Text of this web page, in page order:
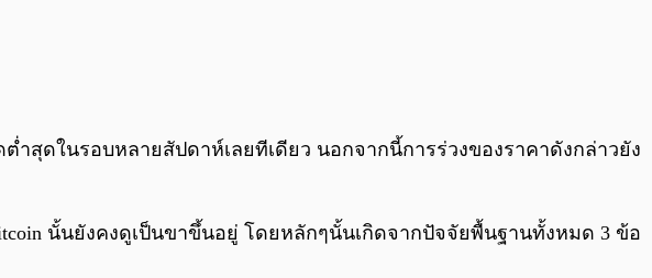
0:00
ำสุดในรอบหลายสัปดาห์เลยทีเดียว นอกจากนี้การร่วงของราคาดังกล่าวยัง
นั้นยังคงดูเป็นขาขึ้นอยู่ โดยหลักๆนั้นเกิดจากปัจจัยพื้นฐานทั้งหมด 3 ข้อ